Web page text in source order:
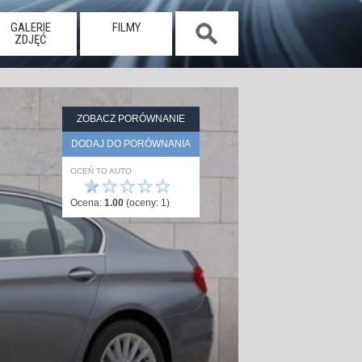
GALERIE
ZDJĘĆ
FILMY
ZOBACZ PORÓWNANIE
DODAJ DO PORÓWNANIA
OCEŃ TO AUTO
☆
☆
☆
☆
★
Ocena: 1.00 (oceny: 1)